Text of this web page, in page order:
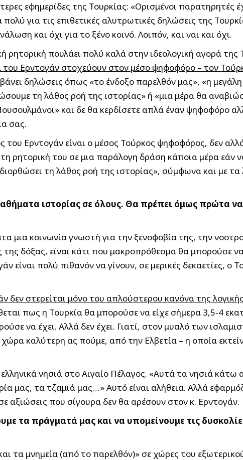
εφημερίδες της Τουρκίας: «Ορισμένοι παρατηρητές
για τις επιθετικές αλυτρωτικές δηλώσεις της
και όχι για το ξένο κοινό. Λοιπόν, και ναι και όχι.
ρητορική πουλάει πολύ καλά στην ιδεολογική αγορά της
του Ερντογάν στοχεύουν στον μέσο ψηφοφόρο – τον
δηλώσεις όπως «το ένδοξο παρελθόν μας», «η
τη λάθος ροή της ιστορίας» ή «μια μέρα θα
και δε θα κερδίσετε απλά έναν ψηφοφόρο
σας.
Ερντογάν είναι ο μέσος Τούρκος ψηφοφόρος, δεν
ρητορική του σε μια παράλογη δράση κάποια μέρα εάν
τη λάθος ροή της ιστορίας», σύμφωνα και με
ιστορίας σε όλους. Θα πρέπει όμως πρώτα
μια κοινωνία γνωστή για την ξενοφοβία της, την
της δόξας, είναι κάτι που μακροπρόθεσμα θα μπορούσε να
είναι πολύ πιθανόν να γίνουν, σε μερικές δεκαετίες, ο
δεν στερείται μόνο του απλούστερου κανόνα της
πως η Τουρκία θα μπορούσε να είχε σήμερα 3,5-4
να έχει. Αλλά δεν έχει. Γιατί, στον μυαλό των
καλύτερη ας πούμε, από την Ελβετία – η οποία
νησιά στο Αιγαίο Πέλαγος. «Αυτά τα νησιά
μας, τα τζαμιά μας…» Αυτό είναι αλήθεια. Αλλά
αξιώσεις που σίγουρα δεν θα αρέσουν στον κ. Ερντογάν.
τα πράγματά μας και να υπομείνουμε τις
τα μνημεία (από το παρελθόν)» σε χώρες του